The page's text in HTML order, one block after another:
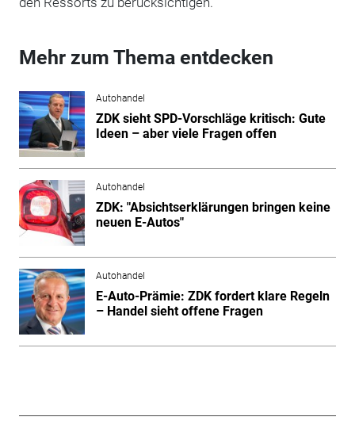
Mehr zum Thema entdecken
Autohandel
ZDK sieht SPD-Vorschläge kritisch: Gute
Ideen – aber viele Fragen offen
Autohandel
ZDK: "Absichtserklärungen bringen keine
neuen E-Autos"
Autohandel
E-Auto-Prämie: ZDK fordert klare Regeln
– Handel sieht offene Fragen